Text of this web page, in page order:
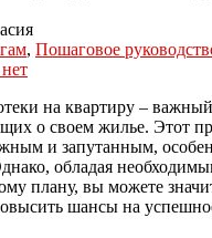
, Пошаговое
на квартиру –
о своем жилье. Этот
и запутанным,
обладая
плану, вы можете
шансы на